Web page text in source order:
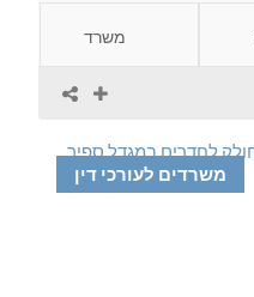
משרד
משרדים לעורכי דין